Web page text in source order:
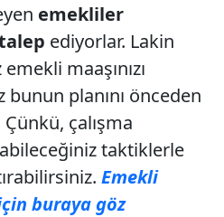
emekliler
ediyorlar. Lakin
maaşınızı
bunun planını önceden
çalışma
taktiklerle
Emekli
buraya göz